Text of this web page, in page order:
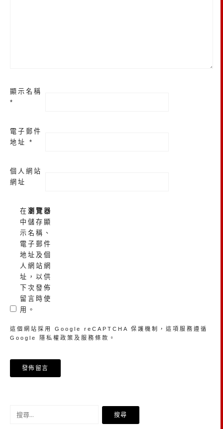
顯示名稱
*
電子郵件
地址 *
個人網站
網址
在 瀏覽器
中儲存顯
示名稱、
電子郵件
地址及個
人網站網
址，以供
下次發佈
留言時使
用。
這個網站採用 Google reCAPTCHA 保護機制，這項服務遵循
Google
隱私權政策 及 服務條款 。